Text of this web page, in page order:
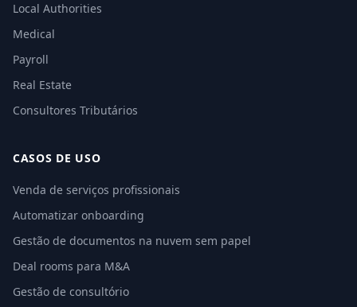
Local Authorities
Medical
Payroll
Real Estate
Consultores Tributários
CASOS DE USO
Venda de serviços profissionais
Automatizar onboarding
Gestão de documentos na nuvem sem papel
Deal rooms para M&A
Gestão de consultório